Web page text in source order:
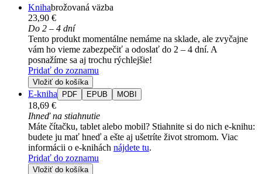
Knihabrožovaná väzba
23,90 €
Do 2 – 4 dní
Tento produkt momentálne nemáme na sklade, ale zvyčajne
vám ho vieme zabezpečiť a odoslať do 2 – 4 dní. A
posnažíme sa aj trochu rýchlejšie!
Pridať do zoznamu
Vložiť do košíka
E-kniha PDF EPUB MOBI
18,69 €
Ihneď na stiahnutie
Máte čítačku, tablet alebo mobil? Stiahnite si do nich e-knihu:
budete ju mať hneď a ešte aj ušetríte život stromom. Viac
informácii o e-knihách nájdete tu.
Pridať do zoznamu
Vložiť do košíka